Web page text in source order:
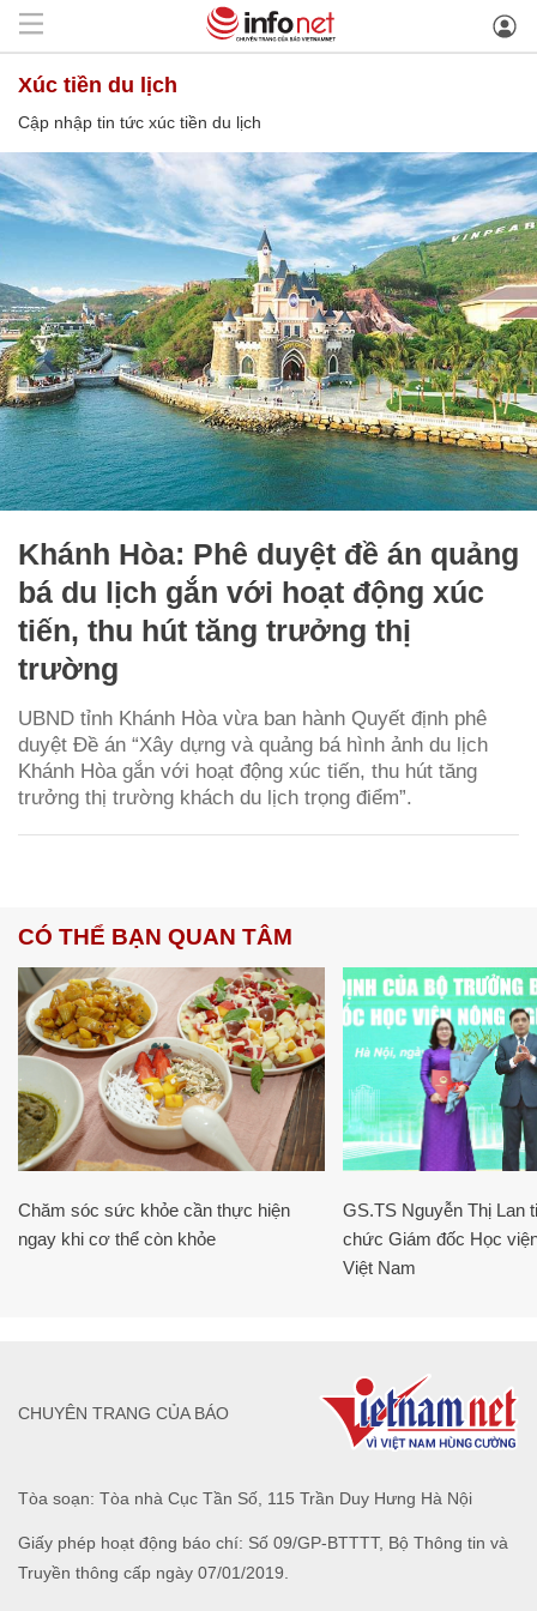
xúc tiền du lịch
Cập nhập tin tức xúc tiền du lịch
Khánh Hòa: Phê duyệt đề án quảng
bá du lịch gắn với hoạt động xúc
tiến, thu hút tăng trưởng thị
trường
UBND tỉnh Khánh Hòa vừa ban hành Quyết định phê
duyệt Đề án “Xây dựng và quảng bá hình ảnh du lịch
Khánh Hòa gắn với hoạt động xúc tiến, thu hút tăng
trưởng thị trường khách du lịch trọng điểm”.
CÓ THỂ BẠN QUAN TÂM
Chăm sóc sức khỏe cần thực hiện
ngay khi cơ thể còn khỏe
GS.TS Nguyễn Thị Lan
chức Giám đốc Học
Việt Nam
Tòa soạn: Tòa nhà Cục Tần Số, 115 Trần Duy Hưng Hà Nội
Giấy phép hoạt động báo chí: Số 09/GP-BTTTT, Bộ Thông tin và
Truyền thông cấp ngày 07/01/2019.
CHUYÊN TRANG CỦA BÁO